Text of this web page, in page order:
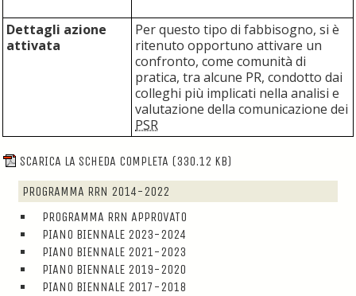
Dettagli azione
attivata
Per questo tipo di fabbisogno, si è
ritenuto opportuno attivare un
confronto, come comunità di
pratica, tra alcune PR, condotto dai
colleghi più implicati nella analisi e
valutazione della comunicazione dei
PSR
SCARICA LA SCHEDA COMPLETA (330.12 KB)
PROGRAMMA RRN 2014-2022
PROGRAMMA RRN APPROVATO
PIANO BIENNALE 2023-2024
PIANO BIENNALE 2021-2023
PIANO BIENNALE 2019-2020
PIANO BIENNALE 2017-2018